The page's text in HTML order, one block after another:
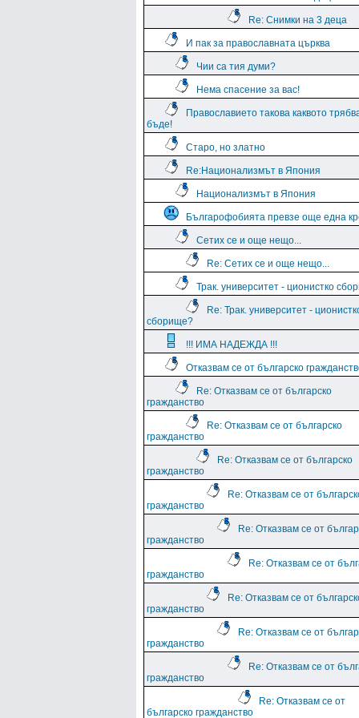
Re: Снимки на 3 деца
И пак за православната църква
Чии са тия думи?
Нема спасение за вас!
Православието такова каквото
бъде!
Старо, но златно
Re:Национализмът в Япония
Национализмът в Япония
Българофобията превзе още една
Сетих се и още нещо...
Re: Сетих се и още нещо...
Трак. университет - ционистко
Re: Трак. университет -
сборище?
!!! ИМА НАДЕЖДА !!!
Отказвам се от българско
Re: Отказвам се от българско
гражданство
Re: Отказвам се от българско
гражданство
Re: Отказвам се от българско
гражданство
Re: Отказвам се от
гражданство
Re: Отказвам се от
гражданство
Re: Отказвам се от
гражданство
Re: Отказвам се от
гражданство
Re: Отказвам се от
гражданство
Re: Отказвам се от
гражданство
Re: Отказвам се от
българско гражданство